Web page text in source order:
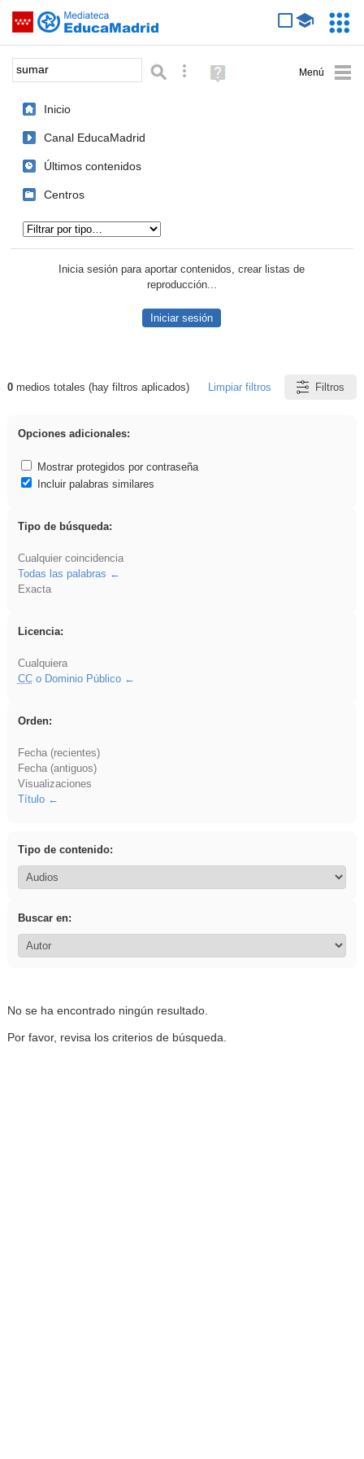
Saltar navegación
Palabra o frase: Búsqueda avanzada
Ayuda
(en
Inicio
Canal EducaMadrid
Últimos contenidos
Centros
Inicia sesión para aportar contenidos, crear listas de
reproducción...
Iniciar sesión
Resultados de: sumar
0medios totales (hay filtros aplicados) Limpiar filtros Filtros
Opciones adicionales:
Mostrar protegidos por contraseña
Incluir palabras similares
Tipo de búsqueda:
Cualquier coincidencia
Todas las palabras
Exacta
Licencia:
Cualquiera
CCo Dominio Público
Orden:
Fecha (recientes)
Fecha (antiguos)
Visualizaciones
Título
Tipo de contenido:
Buscar en:
No se ha encontrado ningún resultado.
Por favor, revisa los criterios de búsqueda.